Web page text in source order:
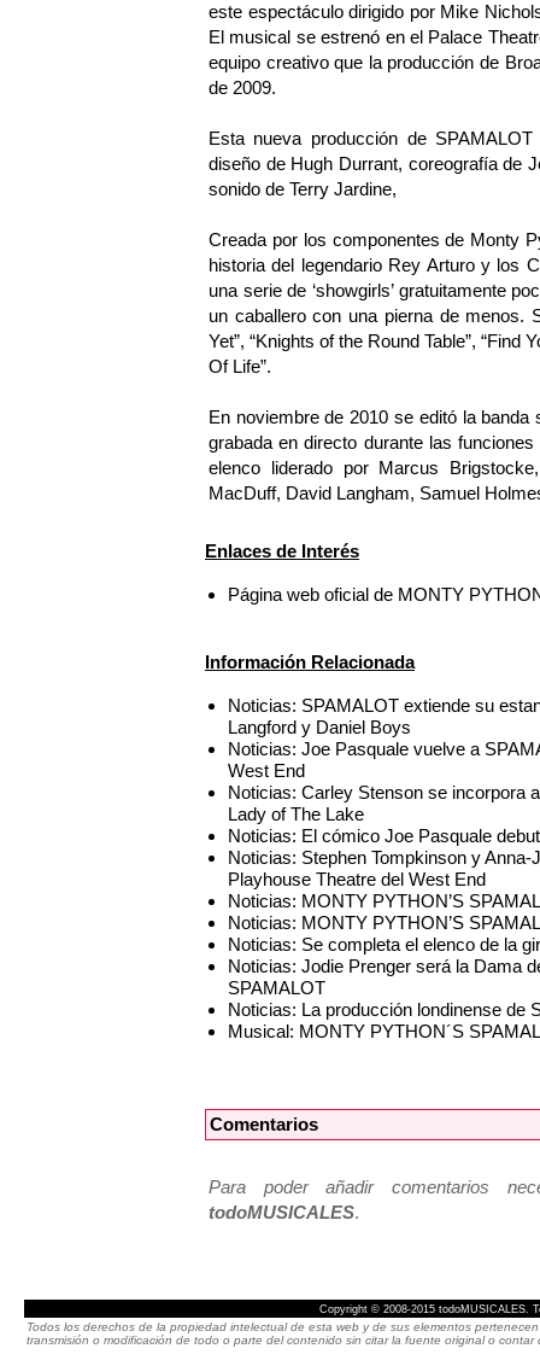
este espectáculo dirigido por Mike
El musical se estrenó en el Palace
equipo creativo que la producción de
de 2009.
Esta nueva producción de
diseño de Hugh Durrant, coreografía de
sonido de Terry Jardine,
Creada por los componentes de Monty
historia del legendario Rey Arturo y los
una serie de ‘showgirls’ gratuitamente
un caballero con una pierna de menos.
Yet”, “Knights of the Round Table”,
Of Life”.
En noviembre de 2010 se editó la
grabada en directo durante las
elenco liderado por Marcus
MacDuff, David Langham, Samuel
Enlaces de Interés
Página web oficial de MONTY
Información Relacionada
Noticias: SPAMALOT extiende su
Langford y Daniel Boys
Noticias: Joe Pasquale vuelve a
West End
Noticias: Carley Stenson se incorpora
Lady of The Lake
Noticias: El cómico Joe Pasquale
Noticias: Stephen Tompkinson y
Playhouse Theatre del West End
Noticias: MONTY PYTHON’S
Noticias: MONTY PYTHON’S
Noticias: Se completa el elenco de la
Noticias: Jodie Prenger será la Dama
SPAMALOT
Noticias: La producción londinense de
Musical: MONTY PYTHON´S
Comentarios
Para poder añadir comentarios
todoMUSICALES.
Copyright © 2008-2015 todoMUSICALES.
Todos los derechos de la propiedad intelectual de esta web y de sus elementos
transmisión o modificación de todo o parte del contenido sin citar la fuente original o